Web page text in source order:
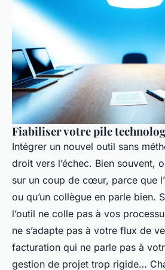
Fiabiliser votre pile
Intégrer un nouvel outil sans
droit vers l’échec. Bien souvent,
sur un coup de cœur, parce que
ou qu’un collègue en parle bien.
l’outil ne colle pas à vos
ne s’adapte pas à votre flux de
facturation qui ne parle pas à
gestion de projet trop rigide…